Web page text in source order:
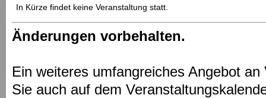
In Kürze findet keine Veranstaltung statt.
Änderungen vorbehalten.
Ein weiteres umfangreiches Angebot
Sie auch auf dem